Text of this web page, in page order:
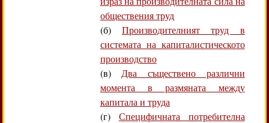
обществения труд
(б)Производителният труд в
системата на капиталистическото
производство
(в) Два съществено различни
момента в размяната между
капитала и труда
(г) Специфичната потребителна